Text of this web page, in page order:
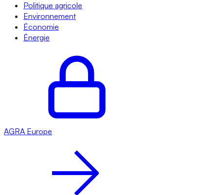
Politique agricole
Environnement
Économie
Énergie
AGRA Europe